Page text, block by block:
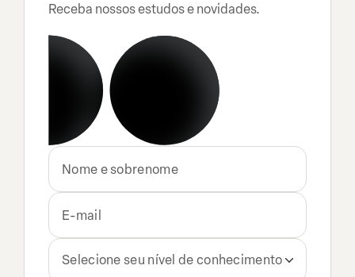
Receba nossos estudos e novidades.
Selecione seu nível de conhecimento